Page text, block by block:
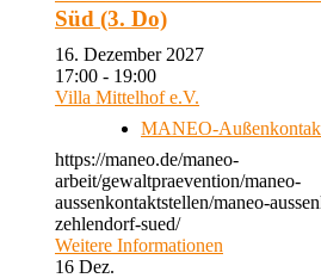
Süd (3. Do)
16. Dezember 2027
17:00 - 19:00
Villa Mittelhof e.V.
MANEO-
https://maneo.de/maneo-
arbeit/gewaltpraevention/maneo-
aussenkontaktstellen/maneo-
zehlendorf-sued/
Weitere Informationen
16 Dez.